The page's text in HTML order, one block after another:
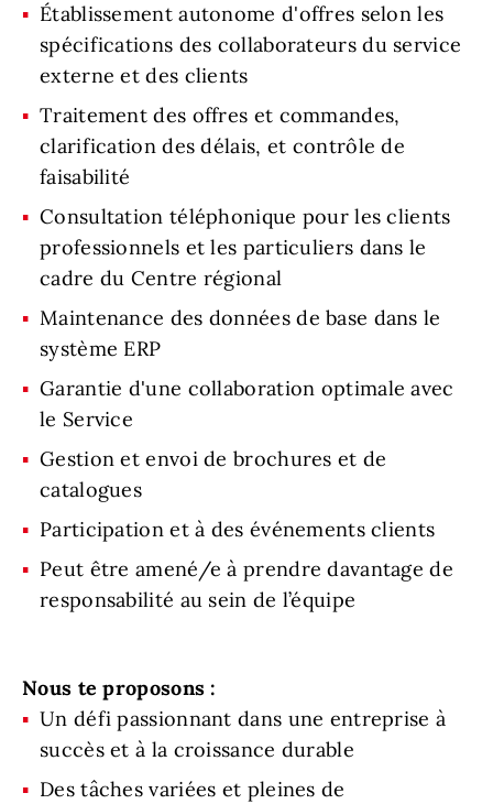
Établissement autonome d'offres selon les
spécifications des collaborateurs du service
externe et des clients
Traitement des offres et commandes,
clarification des délais, et contrôle de
faisabilité
Consultation téléphonique pour les clients
professionnels et les particuliers dans le
cadre du Centre régional
Maintenance des données de base dans le
système ERP
Garantie d'une collaboration optimale avec
le Service
Gestion et envoi de brochures et de
catalogues
Participation et à des événements clients
Peut être amené/e à prendre davantage de
responsabilité au sein de l’équipe
Nous te proposons :
Un défi passionnant dans une entreprise à
succès et à la croissance durable
Des tâches variées et pleines de